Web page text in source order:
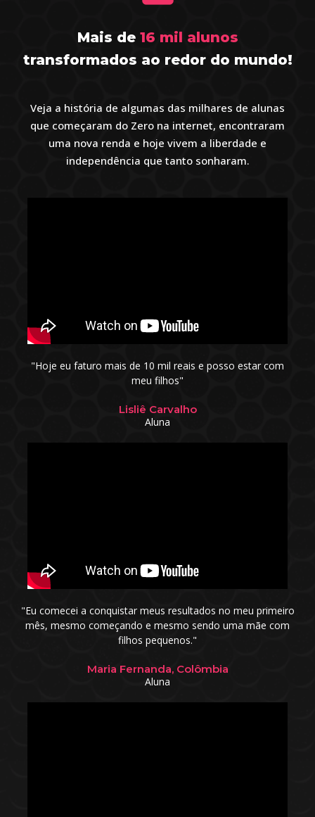
Mais de 16 mil alunos
transformados ao redor do mundo!
Veja a história de algumas das milhares de alunas
que começaram do Zero na internet, encontraram
uma nova renda e hoje vivem a liberdade e
independência que tanto sonharam.
"Hoje eu faturo mais de 10 mil reais e posso estar com
meu filhos"
Lisliê Carvalho
Aluna
"Eu comecei a conquistar meus resultados no meu primeiro
mês, mesmo começando e mesmo sendo uma mãe com
filhos pequenos."
Maria Fernanda, Colômbia
Aluna